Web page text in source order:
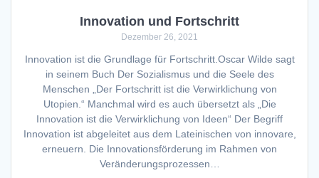
Innovation und Fortschritt
Dezember 26, 2021
Innovation ist die Grundlage für Fortschritt.Oscar Wilde sagt
in seinem Buch Der Sozialismus und die Seele des
Menschen „Der Fortschritt ist die Verwirklichung von
Utopien.“ Manchmal wird es auch übersetzt als „Die
Innovation ist die Verwirklichung von Ideen“ Der Begriff
Innovation ist abgeleitet aus dem Lateinischen von innovare,
erneuern. Die Innovationsförderung im Rahmen von
Veränderungsprozessen…